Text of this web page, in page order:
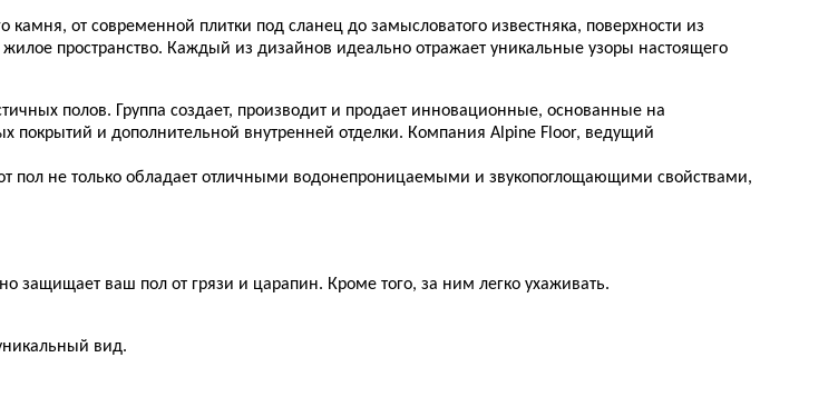
от современной плитки под сланец до замысловатого известняка, поверхности из
пространство. Каждый из дизайнов идеально отражает уникальные узоры настоящего
полов. Группа создает, производит и продает инновационные, основанные на
покрытий и дополнительной внутренней отделки. Компания Alpine Floor, ведущий
пол не только обладает отличными водонепроницаемыми и звукопоглощающими свойствами,
защищает ваш пол от грязи и царапин. Кроме того, за ним легко ухаживать.
вид.